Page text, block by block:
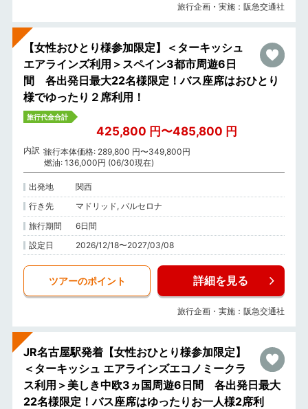
旅行企画・実施：阪急交通社
【女性おひとり様参加限定】＜ターキッシュ
エアラインズ利用＞スペイン3都市周遊6日
間 各出発日最大22名様限定！バス座席はおひとり
様でゆったり２席利用！
旅行代金合計
425,800 円〜485,800 円
内訳 旅行本体価格: 289,800 円〜349,800円
燃油: 136,000円 (06/30現在)
出発地
関西
行き先
マドリッド, バルセロナ
旅行期間
6日間
設定日
2026/12/18〜2027/03/08
ツアーのポイント 詳細を見る
旅行企画・実施：阪急交通社
JR名古屋駅発着【女性おひとり様参加限定】
＜ターキッシュ エアラインズエコノミークラ
ス利用＞美しき中欧3ヵ国周遊6日間 各出発日最大
22名様限定！バス座席はゆったりお一人様2席利